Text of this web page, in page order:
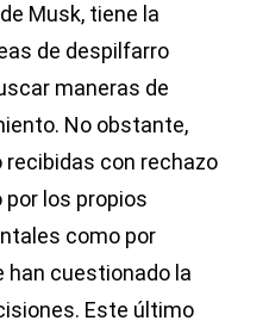
Musk, tiene la
de despilfarro
maneras de
No obstante,
con rechazo
los propios
como por
han cuestionado la
Este último